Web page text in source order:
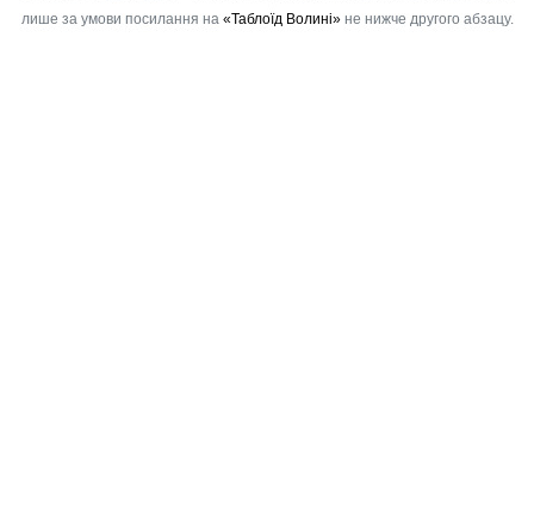
лише за умови посилання на «Таблоїд Волині»не нижче другого абзацу.